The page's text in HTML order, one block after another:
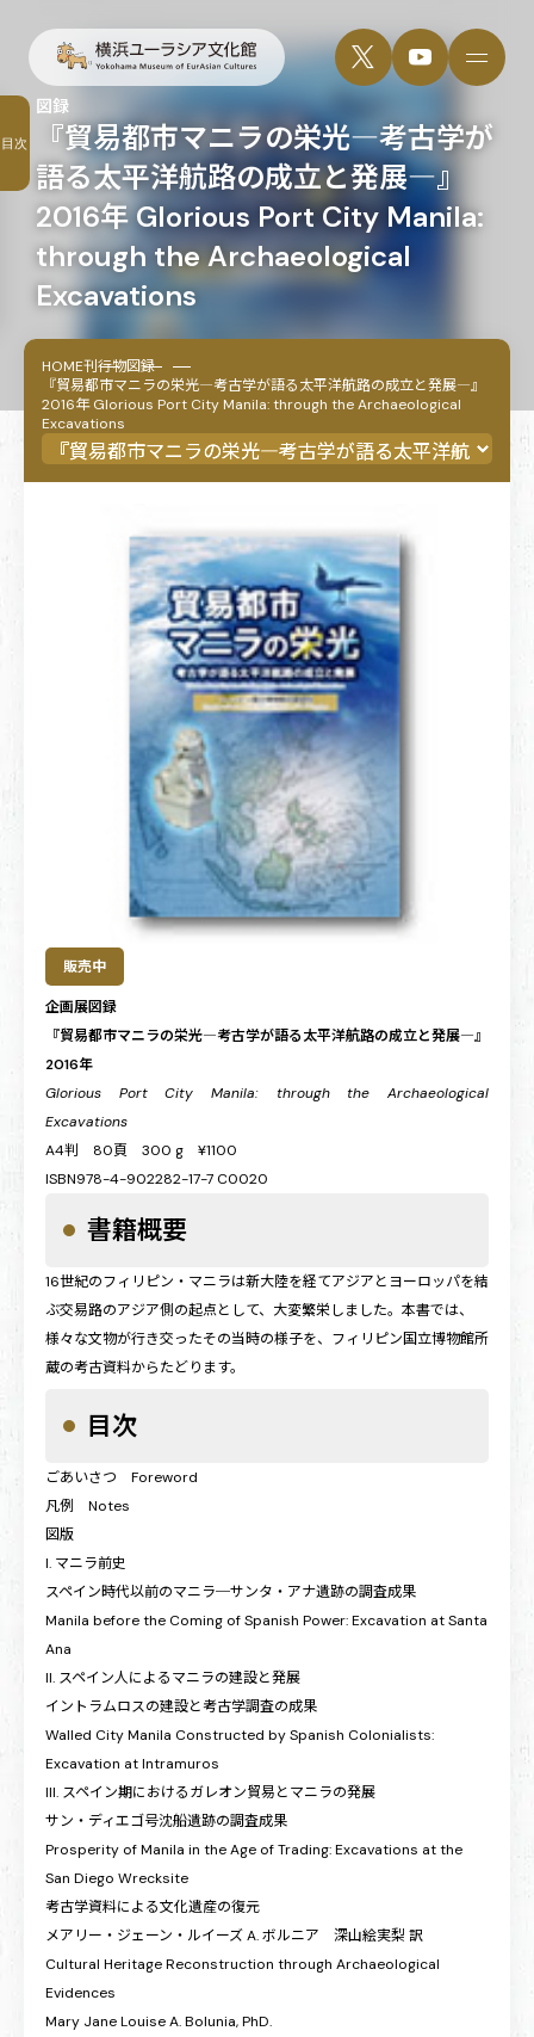
『貿易都市マニラの栄光―考古学が
語る太平洋航路の成立と発展―』
2016年 Glorious Port City Manila:
through the Archaeological
Excavations
図録
HOME刊行物図録
『貿易都市マニラの栄光―考古学が語る太平洋航路の成立と発展―』
2016年 Glorious Port City Manila: through the Archaeological
Excavations
販売中
企画展図録
『貿易都市マニラの栄光―考古学が語る太平洋航路の成立と発展―』
2016年
Glorious Port City Manila: through the Archaeological
Excavations
A4判 80頁 300 g ¥1100
ISBN978-4-902282-17-7 C0020
書籍概要
16世紀のフィリピン・マニラは新大陸を経てアジアとヨーロッパを結
ぶ交易路のアジア側の起点として、大変繁栄しました。本書では、
様々な文物が行き交ったその当時の様子を、フィリピン国立博物館所
蔵の考古資料からたどります。
目次
ごあいさつ Foreword
凡例 Notes
図版
I. マニラ前史
スペイン時代以前のマニラ─サンタ・アナ遺跡の調査成果
Manila before the Coming of Spanish Power: Excavation at Santa
Ana
II. スペイン人によるマニラの建設と発展
イントラムロスの建設と考古学調査の成果
Walled City Manila Constructed by Spanish Colonialists:
Excavation at Intramuros
III. スペイン期におけるガレオン貿易とマニラの発展
サン・ディエゴ号沈船遺跡の調査成果
Prosperity of Manila in the Age of Trading: Excavations at the
San Diego Wrecksite
考古学資料による文化遺産の復元
メアリー・ジェーン・ルイーズ A. ボルニア 深山絵実梨 訳
Cultural Heritage Reconstruction through Archaeological
Evidences
Mary Jane Louise A. Bolunia, PhD.
目次